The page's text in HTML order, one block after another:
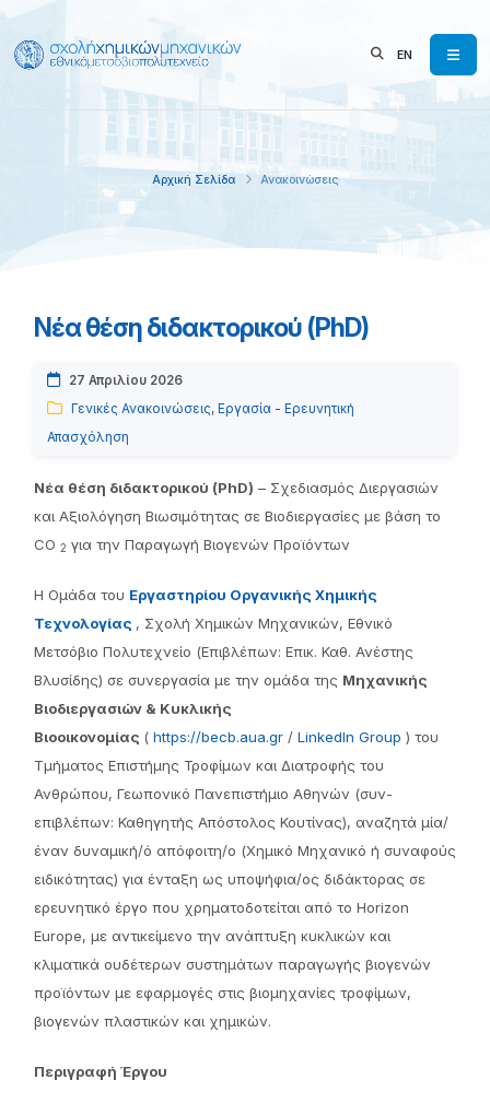
EN
Αρχική Σελίδα Ανακοινώσεις
Νέα θέση διδακτορικού (PhD)
27 Απριλίου 2026
Γενικές Ανακοινώσεις, Εργασία - Ερευνητική
Απασχόληση
Νέα θέση διδακτορικού (PhD) – Σχεδιασμός Διεργασιών
και Αξιολόγηση Βιωσιμότητας σε Βιοδιεργασίες με βάση το
CO 2 για την Παραγωγή Βιογενών Προϊόντων
Η Ομάδα του Εργαστηρίου Οργανικής Χημικής
Τεχνολογίας , Σχολή Χημικών Μηχανικών, Εθνικό
Μετσόβιο Πολυτεχνείο (Επιβλέπων: Επικ. Καθ. Ανέστης
Βλυσίδης) σε συνεργασία με την ομάδα της Μηχανικής
Βιοδιεργασιών & Κυκλικής
Βιοοικονομίας ( https://becb.aua.gr/ LinkedIn Group ) του
Τμήματος Επιστήμης Τροφίμων και Διατροφής του
Ανθρώπου, Γεωπονικό Πανεπιστήμιο Αθηνών (συν-
επιβλέπων: Καθηγητής Απόστολος Κουτίνας), αναζητά μία/
έναν δυναμική/ό απόφοιτη/ο (Χημικό Μηχανικό ή συναφούς
ειδικότητας) για ένταξη ως υποψήφια/ος διδάκτορας σε
ερευνητικό έργο που χρηματοδοτείται από το Horizon
Europe, με αντικείμενο την ανάπτυξη κυκλικών και
κλιματικά ουδέτερων συστημάτων παραγωγής βιογενών
προϊόντων με εφαρμογές στις βιομηχανίες τροφίμων,
βιογενών πλαστικών και χημικών.
Περιγραφή Έργου